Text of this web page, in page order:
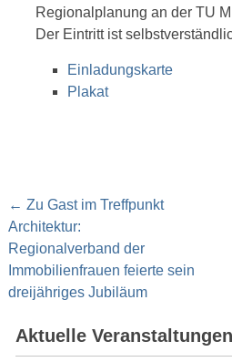
Regionalplanung an der TU
Der Eintritt ist
Einladungskarte
Plakat
Post
navigation
← Zu Gast im Treffpunkt
Architektur:
Regionalverband der
Immobilienfrauen feierte sein
dreijähriges Jubiläum
Aktuelle Veranstaltungen